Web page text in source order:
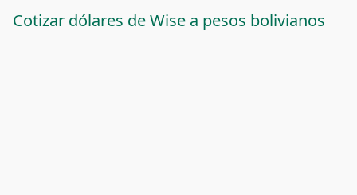
Cotizar dólares de Wise a pesos bolivianos